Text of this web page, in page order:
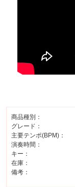
商品種別：
グレード：
主要テンポ(BPM)：
演奏時間：
キー：
在庫：
備考：